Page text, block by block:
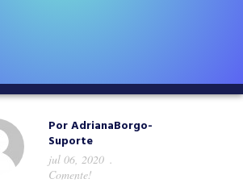
PorAdrianaBorgo-
Suporte
jul 06, 2020
Comente!